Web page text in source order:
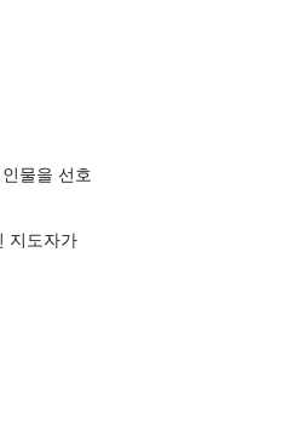
물을 선호
지도자가